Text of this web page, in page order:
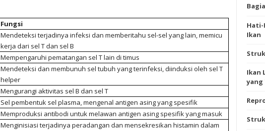
Fungsi
Mendeteksi terjadinya infeksi dan memberitahu sel-sel yang lain, memicu
kerja dari sel T dan sel B
Mempengaruhi pematangan sel T lain di timus
Mendeteksi dan membunuh sel tubuh yang terinfeksi, diinduksi oleh sel T
helper
Mengurangi aktivitas sel B dan sel T
Sel pembentuk sel plasma, mengenal antigen asing yang spesifik
Memproduksi antibodi untuk melawan antigen asing spesifik yang masuk
Menginisiasi terjadinya peradangan dan mensekresikan histamin dalam
Hati-
Ikan
Ikan
yang